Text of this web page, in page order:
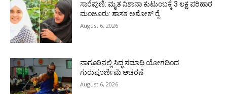
ಸಾರೆಪುಣಿ: ಮೃತ ನಿಶಾನಾ ಕುಟುಂಬಕ್ಕೆ 3 ಲಕ್ಷ ಪರಿಹಾರ
ಮಂಜೂರು: ಶಾಸಕ ಅಶೋಕ್ ರೈ
August 6, 2026
ನಾಗೂರಿನಲ್ಲಿ ಸಿದ್ಧ ಸಮಾಧಿ ಯೋಗದಿಂದ
ಗುರುಪೂರ್ಣಿಮೆ ಆಚರಣೆ
August 6, 2026